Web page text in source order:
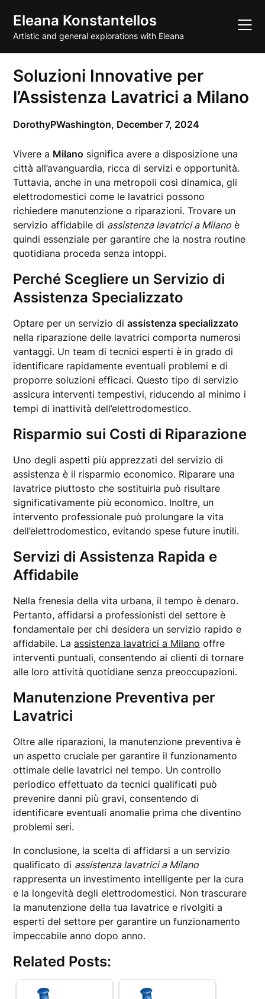
content
Eleana Konstantellos
Artistic and general explorations with Eleana
Soluzioni Innovative per
l’Assistenza Lavatrici a Milano
DorothyPWashington, December 7, 2024
Vivere a Milano significa avere a disposizione una
città all’avanguardia, ricca di servizi e opportunità.
Tuttavia, anche in una metropoli così dinamica, gli
elettrodomestici come le lavatrici possono
richiedere manutenzione o riparazioni. Trovare un
servizio affidabile di assistenza lavatrici a Milano è
quindi essenziale per garantire che la nostra routine
quotidiana proceda senza intoppi.
Perché Scegliere un Servizio di
Assistenza Specializzato
Optare per un servizio diassistenza specializzato
nella riparazione delle lavatrici comporta numerosi
vantaggi. Un team di tecnici esperti è in grado di
identificare rapidamente eventuali problemi e di
proporre soluzioni efficaci. Questo tipo di servizio
assicura interventi tempestivi, riducendo al minimo i
tempi di inattività dell’elettrodomestico.
Risparmio sui Costi di Riparazione
Uno degli aspetti più apprezzati del servizio di
assistenza è il risparmio economico. Riparare una
lavatrice piuttosto che sostituirla può risultare
significativamente più economico. Inoltre, un
intervento professionale può prolungare la vita
dell’elettrodomestico, evitando spese future inutili.
Servizi di Assistenza Rapida e
Affidabile
Nella frenesia della vita urbana, il tempo è denaro.
Pertanto, affidarsi a professionisti del settore è
fondamentale per chi desidera un servizio rapido e
affidabile. Laassistenza lavatrici a Milano offre
interventi puntuali, consentendo ai clienti di tornare
alle loro attività quotidiane senza preoccupazioni.
Manutenzione Preventiva per
Lavatrici
Oltre alle riparazioni, la manutenzione preventiva è
un aspetto cruciale per garantire il funzionamento
ottimale delle lavatrici nel tempo. Un controllo
periodico effettuato da tecnici qualificati può
prevenire danni più gravi, consentendo di
identificare eventuali anomalie prima che diventino
problemi seri.
In conclusione, la scelta di affidarsi a un servizio
qualificato di assistenza lavatrici a Milano
rappresenta un investimento intelligente per la cura
e la longevità degli elettrodomestici. Non trascurare
la manutenzione della tua lavatrice e rivolgiti a
esperti del settore per garantire un funzionamento
impeccabile anno dopo anno.
Related Posts: